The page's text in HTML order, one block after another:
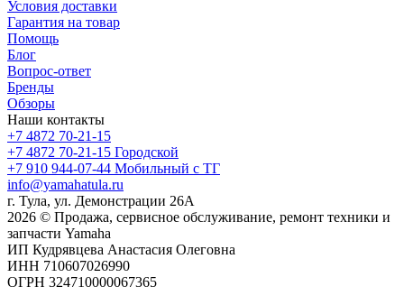
Условия доставки
Гарантия на товар
Помощь
Блог
Вопрос-ответ
Бренды
Обзоры
Наши контакты
+7 4872 70-21-15
+7 4872 70-21-15 Городской
+7 910 944-07-44 Мобильный с ТГ
info@yamahatula.ru
г. Тула, ул. Демонстрации 26А
2026 © Продажа, сервисное обслуживание, ремонт техники и
запчасти Yamaha
ИП Кудрявцева Анастасия Олеговна
ИНН 710607026990
ОГРН 324710000067365